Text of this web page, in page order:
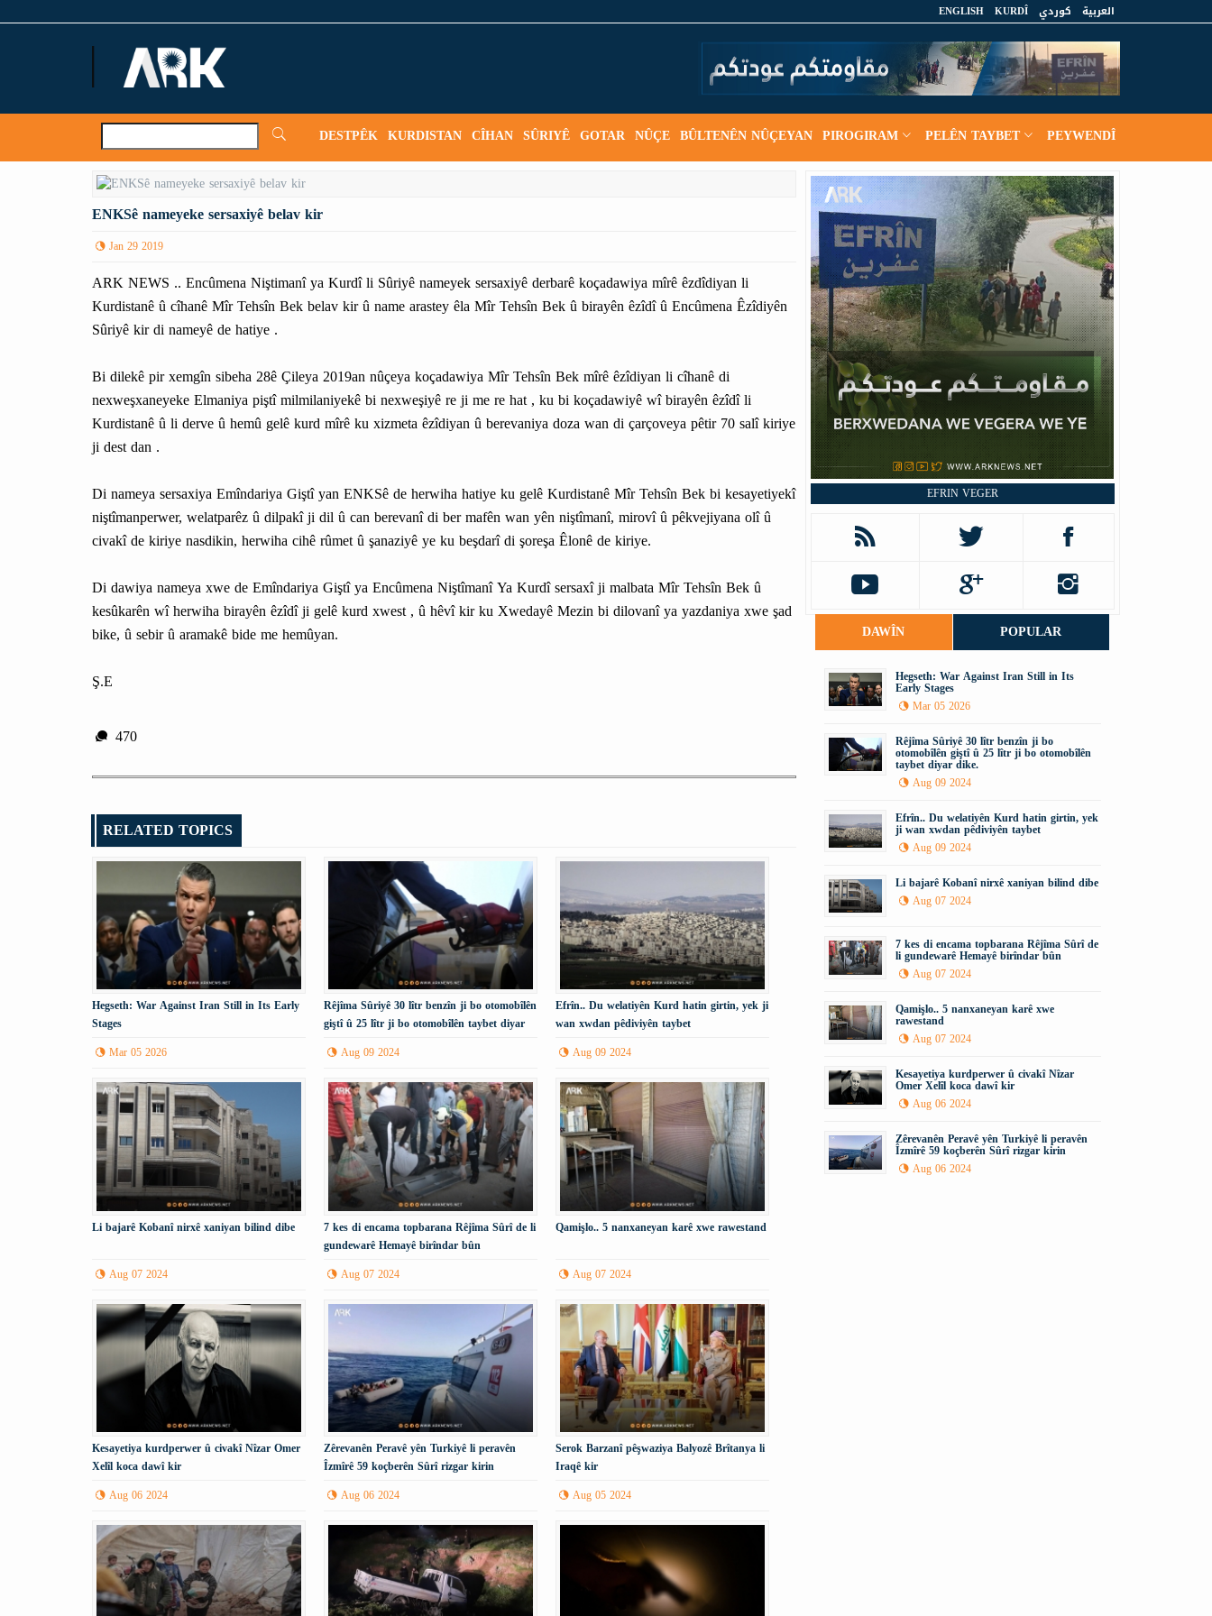
العربية كوردي KURDÎ
ENGLISH
DESTPÊK KURDISTAN CÎHAN SÛRIYÊ GOTAR NÛÇE BÛLTENÊN NÛÇEYAN PIROGIRAM PELÊN TAYBET PEYWENDÎ
ENKSê nameyeke sersaxiyê belav kir
Jan 29 2019
ARK NEWS .. Encûmena Niştimanî ya Kurdî li Sûriyê nameyek sersaxiyê derbarê koçadawiya mîrê êzdîdiyan li
Kurdistanê û cîhanê Mîr Tehsîn Bek belav kir û name arastey êla Mîr Tehsîn Bek û birayên êzîdî û Encûmena Êzîdiyên
Sûriyê kir di nameyê de hatiye .
Bi dilekê pir xemgîn sibeha 28ê Çileya 2019an nûçeya koçadawiya Mîr Tehsîn Bek mîrê êzîdiyan li cîhanê di
nexweşxaneyeke Elmaniya piştî milmilaniyekê bi nexweşiyê re ji me re hat , ku bi koçadawiyê wî birayên êzîdî li
Kurdistanê û li derve û hemû gelê kurd mîrê ku xizmeta êzîdiyan û berevaniya doza wan di çarçoveya pêtir 70 salî kiriye
ji dest dan .
Di nameya sersaxiya Emîndariya Giştî yan ENKSê de herwiha hatiye ku gelê Kurdistanê Mîr Tehsîn Bek bi kesayetiyekî
niştîmanperwer, welatparêz û dilpakî ji dil û can berevanî di ber mafên wan yên niştîmanî, mirovî û pêkvejiyana olî û
civakî de kiriye nasdikin, herwiha cihê rûmet û şanaziyê ye ku beşdarî di şoreşa Êlonê de kiriye.
Di dawiya nameya xwe de Emîndariya Giştî ya Encûmena Niştîmanî Ya Kurdî sersaxî ji malbata Mîr Tehsîn Bek û
kesûkarên wî herwiha birayên êzîdî ji gelê kurd xwest , û hêvî kir ku Xwedayê Mezin bi dilovanî ya yazdaniya xwe şad
bike, û sebir û aramakê bide me hemûyan.
Ş.E
470
RELATED TOPICS
Hegseth: War Against Iran Still in Its Early
Stages
Mar 05 2026
Rêjîma Sûriyê 30 lîtr benzîn ji bo otomobîlên
giştî û 25 lîtr ji bo otomobîlên taybet diyar
dike.
Aug 09 2024
Efrîn.. Du welatiyên Kurd hatin girtin, yek ji
wan xwdan pêdiviyên taybet
Aug 09 2024
Li bajarê Kobanî nirxê xaniyan bilind dibe
Aug 07 2024
7 kes di encama topbarana Rêjîma Sûrî de li
gundewarê Hemayê birîndar bûn
Aug 07 2024
Qamişlo.. 5 nanxaneyan karê xwe rawestand
Aug 07 2024
Kesayetiya kurdperwer û civakî Nîzar Omer
Xelîl koca dawî kir
Aug 06 2024
Zêrevanên Peravê yên Turkiyê li peravên
Îzmîrê 59 koçberên Sûrî rizgar kirin
Aug 06 2024
Serok Barzanî pêşwaziya Balyozê Brîtanya li
Iraqê kir
Aug 05 2024
EFRIN VEGER
DAWÎN POPULAR
Hegseth: War Against Iran Still in Its
Early Stages
Mar 05 2026
Rêjîma Sûriyê 30 lîtr benzîn ji bo
otomobîlên giştî û 25 lîtr ji bo otomobîlên
taybet diyar dike.
Aug 09 2024
Efrîn.. Du welatiyên Kurd hatin girtin, yek
ji wan xwdan pêdiviyên taybet
Aug 09 2024
Li bajarê Kobanî nirxê xaniyan bilind dibe
Aug 07 2024
7 kes di encama topbarana Rêjîma Sûrî de
li gundewarê Hemayê birîndar bûn
Aug 07 2024
Qamişlo.. 5 nanxaneyan karê xwe
rawestand
Aug 07 2024
Kesayetiya kurdperwer û civakî Nîzar
Omer Xelîl koca dawî kir
Aug 06 2024
Zêrevanên Peravê yên Turkiyê li peravên
Îzmîrê 59 koçberên Sûrî rizgar kirin
Aug 06 2024